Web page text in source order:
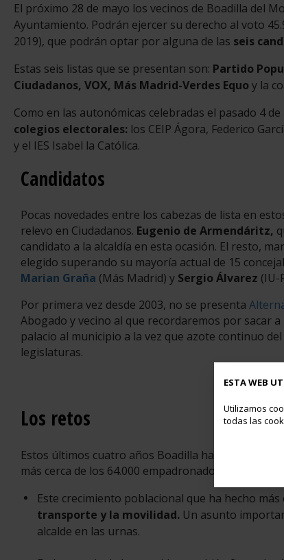
El próximo 28 de mayo los vecinos de Boadilla del
Ayuntamiento. Podrán ejercer su derecho al voto
2019), que podrán optar por alguna de las seis
Estas seis listas que se presentan son: Partido
Ciudadanos, VOX, Más Madrid-Verdes Equo y la
Como en las autonómicas celebradas el pasado 4
colegios electorales: los CEIP Ágora, Federico
y el IES Isabel la Católica.
Candidatos
Pocas novedades entre los cabezas de lista en
relevo en Ciudadanos. Eugenio de Armendáritz,
candidato a la alcaldía en esta ocasión. El resto,
elegido superando su mayoría actual de 15
Marian Graña (Más Madrid) y Sergio Álvarez (IU-
Por primera vez desde 2003, no se presenta
Abogado y vecino al que recordaremos por sacar
palacio al municipio a la vez que azote continuo
legislaturas.
Los retos
Estos últimos cuatro años Boadilla ha seguido
más cerca de los 64.000 empadronados). Un 14%
Este crecimiento poblacional que ha hecho
transporte y la movilidad. Un asunto
alcalde en las urnas.
ESTA WEB
Utilizamos
todas las